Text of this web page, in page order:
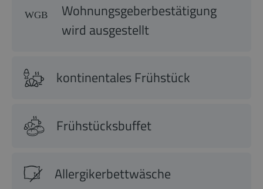
Wohnungsgeberbestätigung
wird ausgestellt
kontinentales Frühstück
Frühstücksbuffet
Allergikerbettwäsche